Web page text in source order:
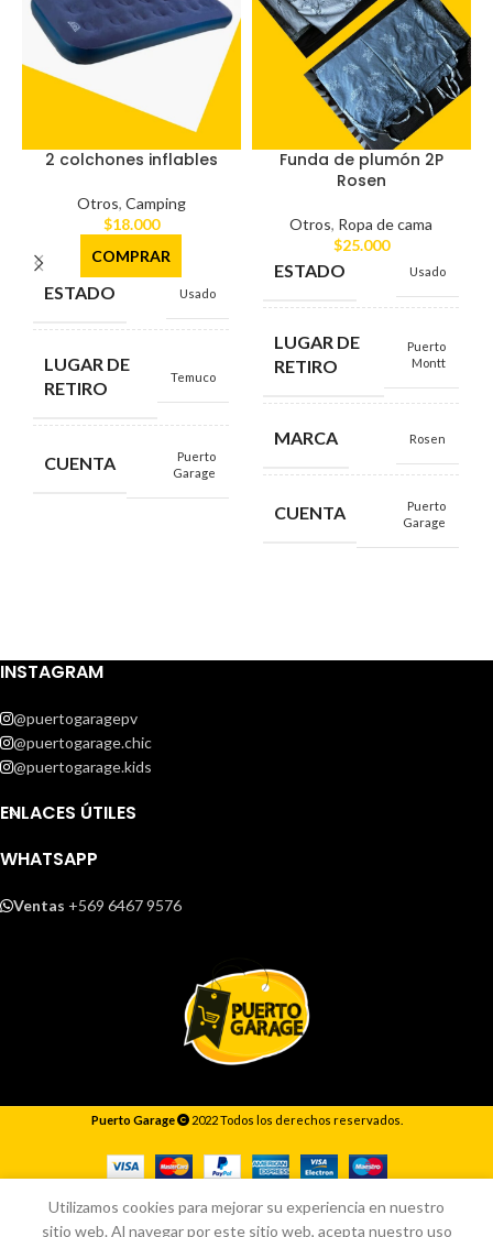
2 colchones inflables
Otros, Camping
$18.000
COMPRAR
ESTADO Usado
LUGAR DE
RETIRO
Temuco
CUENTA
Puerto
Garage
Funda de plumón 2P
Rosen
Otros, Ropa de cama
$25.000
ESTADO Usado
LUGAR DE
RETIRO
Puerto
Montt
MARCA Rosen
CUENTA
Puerto
Garage
INSTAGRAM
@puertogaragepv
@puertogarage.chic
@puertogarage.kids
ENLACES ÚTILES
WHATSAPP
Ventas +569 6467 9576
Puerto Garage 2022 Todos los derechos reservados.
Utilizamos cookies para mejorar su experiencia en nuestro
sitio web. Al navegar por este sitio web, acepta nuestro uso